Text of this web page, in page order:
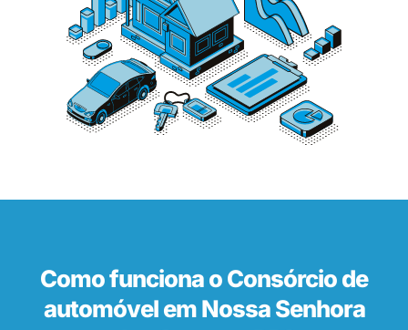
Como funciona o Consórcio de
automóvel em Nossa Senhora